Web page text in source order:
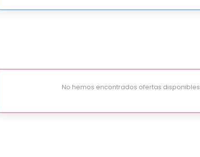
No hemos encontrados ofertas disponibles